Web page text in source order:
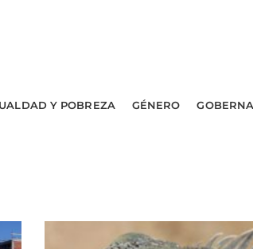
Y POBREZA GÉNERO